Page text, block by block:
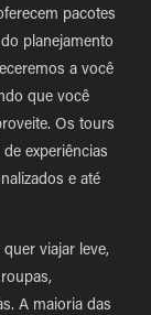
pacotes
planejamento
a você
que você
Os tours
experiências
e até
viajar leve,
A maioria das